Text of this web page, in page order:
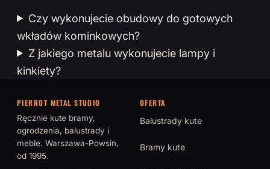
Czy wykonujecie obudowy do gotowych
wkładów kominkowych?
Z jakiego metalu wykonujecie lampy i
kinkiety?
PIERROT METAL STUDIO
Ręcznie kute bramy,
ogrodzenia, balustrady i
meble. Warszawa-Powsin,
od 1995.
OFERTA
Balustrady kute
Bramy kute